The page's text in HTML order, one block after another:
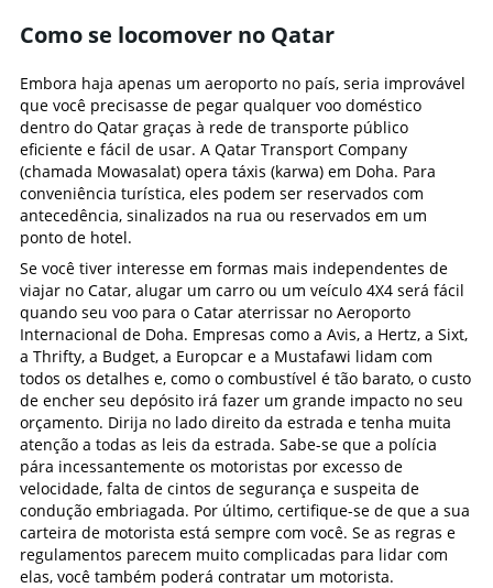
Como se locomover no Qatar
Embora haja apenas um aeroporto no país, seria improvável
que você precisasse de pegar qualquer voo doméstico
dentro do Qatar graças à rede de transporte público
eficiente e fácil de usar. A Qatar Transport Company
(chamada Mowasalat) opera táxis (karwa) em Doha. Para
conveniência turística, eles podem ser reservados com
antecedência, sinalizados na rua ou reservados em um
ponto de hotel.
Se você tiver interesse em formas mais independentes de
viajar no Catar, alugar um carro ou um veículo 4X4 será fácil
quando seu voo para o Catar aterrissar no Aeroporto
Internacional de Doha. Empresas como a Avis, a Hertz, a Sixt,
a Thrifty, a Budget, a Europcar e a Mustafawi lidam com
todos os detalhes e, como o combustível é tão barato, o custo
de encher seu depósito irá fazer um grande impacto no seu
orçamento. Dirija no lado direito da estrada e tenha muita
atenção a todas as leis da estrada. Sabe-se que a polícia
pára incessantemente os motoristas por excesso de
velocidade, falta de cintos de segurança e suspeita de
condução embriagada. Por último, certifique-se de que a sua
carteira de motorista está sempre com você. Se as regras e
regulamentos parecem muito complicadas para lidar com
elas, você também poderá contratar um motorista.